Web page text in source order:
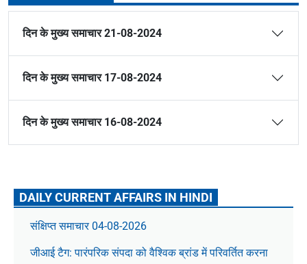
दिन के मुख्य समाचार 21-08-2024
दिन के मुख्य समाचार 17-08-2024
दिन के मुख्य समाचार 16-08-2024
DAILY CURRENT AFFAIRS IN HINDI
संक्षिप्त समाचार 04-08-2026
जीआई टैग: पारंपरिक संपदा को वैश्विक ब्रांड में परिवर्तित करना